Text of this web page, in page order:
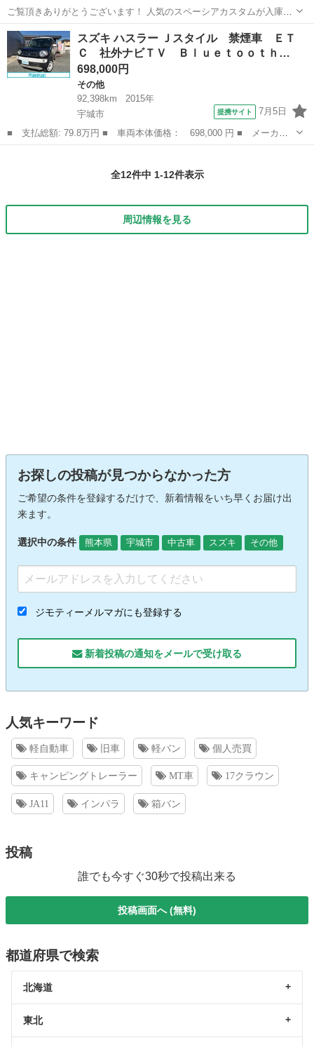
ご覧頂きありがとうございます！ 人気のスペーシアカスタムが入庫し
ました☆ ◎車種:スペーシアカスタム ◎型式:DBA-MK32S ◎カラーコ
ード:ZJ3 ◎年式:平成26年 ◎走行距離:145.000km ...
熊本 宇城市 その他
スズキ ハスラー Ｊスタイル 禁煙車 ＥＴ
Ｃ 社外ナビＴＶ Ｂｌｕｅｔｏｏｔｈ…
698,000円
その他
92,398km
2015年
宇城市
提携サイト 7月5日
■ 支払総額: 79.8万円 ■ 車両本体価格： 698,000 円 ■ メーカー
名： スズキ ■ 車種名： ハスラー ■ グレード名： Ｊスタイ
全12件中 1-12件表示
周辺情報を見る
お探しの投稿が見つからなかった方
ご希望の条件を登録するだけで、新着情報をいち早くお届け出
来ます。
選択中の条件 熊本県 宇城市 中古車 スズキ その他
ジモティーメルマガにも登録する
新着投稿の通知をメールで受け取る
人気キーワード
軽自動車 旧車 軽バン 個人売買
キャンピングトレーラー MT車 17クラウン
JA11 インパラ 箱バン
投稿
誰でも今すぐ30秒で投稿出来る
投稿画面へ (無料)
都道府県で検索
北海道
東北